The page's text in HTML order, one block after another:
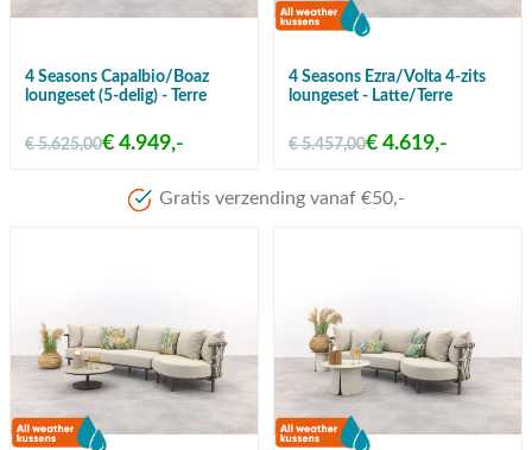
4 Seasons Capalbio/Boaz
loungeset (5-delig) - Terre
€ 5.625,00€ 4.949,-
4 Seasons Ezra/Volta 4-zits
loungeset - Latte/Terre
€ 5.457,00€ 4.619,-
Gratis verzending vanaf €50,-